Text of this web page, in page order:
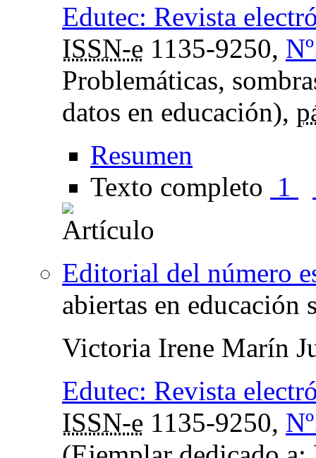
Edutec: Revista
ISSN-e 1135-9250,
Problemáticas,
datos en educación),
Resumen
Texto completo 1
Editorial del número
abiertas en educación
Victoria Irene Marín
Edutec: Revista
ISSN-e 1135-9250,